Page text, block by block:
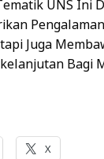
UNS Ini
Juga
Bagi
X